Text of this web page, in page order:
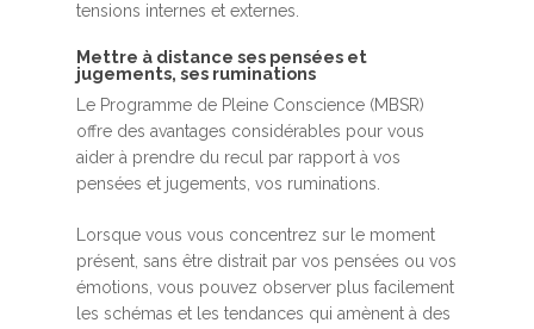
tensions internes et externes.
Mettre à distance ses pensées et
jugements, ses ruminations
Le Programme de Pleine Conscience (MBSR)
offre des avantages considérables pour vous
aider à prendre du recul par rapport à vos
pensées et jugements, vos ruminations.
Lorsque vous vous concentrez sur le moment
présent, sans être distrait par vos pensées ou vos
émotions, vous pouvez observer plus facilement
les schémas et les tendances qui amènent à des